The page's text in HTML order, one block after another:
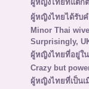
ผู้หญิงไทยที่แตกต่
ผู้หญิงไทยได้รับ
Minor Thai
Surprisingly,
ผู้หญิงไทยที่อยู่ใน
Crazy but
ผู้หญิงไทยที่เป็นเ